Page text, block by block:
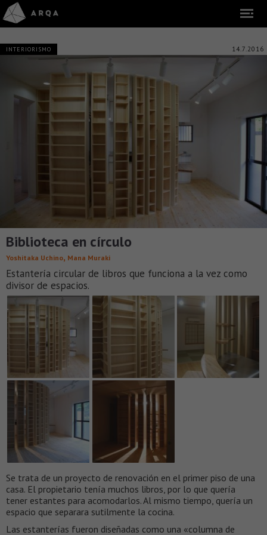
INTERIORISMO 14.7.2016
Biblioteca en círculo
Yoshitaka Uchino, Mana Muraki
Estantería circular de libros que funciona a la vez como
divisor de espacios.
Se trata de un proyecto de renovación en el primer piso de una
casa. El propietario tenía muchos libros, por lo que quería
tener estantes para acomodarlos. Al mismo tiempo, quería un
espacio que separara sutilmente la cocina.
Las estanterías fueron diseñadas como una «columna de